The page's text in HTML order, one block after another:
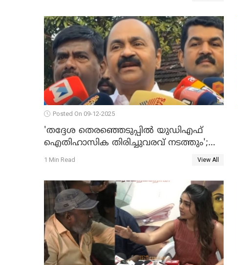
Posted On 09-12-2025
'തദ്ദേശ തെരഞ്ഞെടുപ്പില്‍ യുഡിഎഫ്
ഐതിഹാസിക തിരിച്ചുവരവ് നടത്തും';
വിഡി സതീശന്‍ WATCH VIDEO
1 Min Read View All